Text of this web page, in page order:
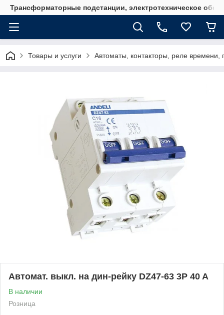
Трансформаторные подстанции, электротехническое
Товары и услуги Автоматы, контакторы, реле
Автомат. выкл. на дин-рейку DZ47-63 3P 40 A
В наличии
Розница